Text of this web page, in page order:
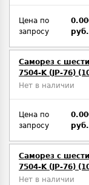
Цена по
запросу
руб.
Саморез с
7504-K (JP-76)
Нет в наличии
Цена по
запросу
руб.
Саморез с
7504-K (JP-76)
Нет в наличии